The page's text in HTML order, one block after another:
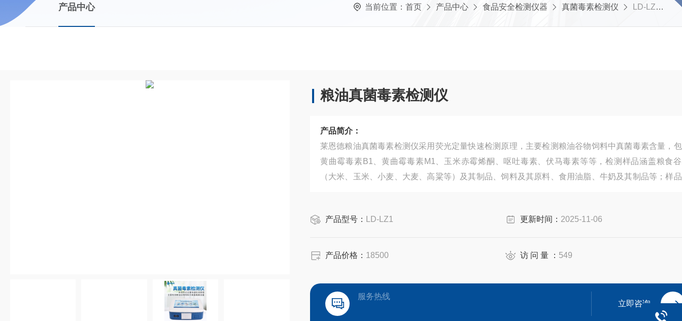
产品中心 当前位置： 首页 产品中心 食品安全检测仪器 真菌毒素检测仪 LD-LZ1粮油真菌毒素检测仪
粮油真菌毒素检测仪
产品简介：
莱恩德粮油真菌毒素检测仪采用荧光定量快速检测原理，主要检测粮油谷物饲料中真菌毒素含量，
黄曲霉毒素B1、黄曲霉毒素M1、玉米赤霉烯酮、呕吐毒素、伏马毒素等等，检测样品涵盖粮食
（大米、玉米、小麦、大麦、高粱等）及其制品、饲料及其原料、食用油脂、牛奶及其制品等；样
产品型号： LD-LZ1 更新时间： 2025-11-06
产品价格： 18500 访 问 量 ： 549
服务热线
立即咨询